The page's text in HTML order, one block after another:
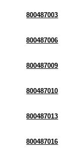
800487003
800487006
800487009
800487010
800487013
800487016